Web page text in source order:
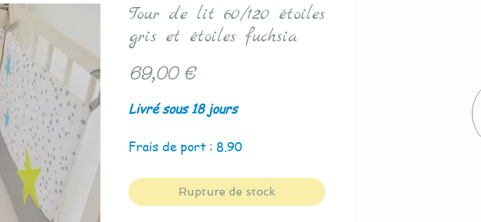
Tour de lit 60/120 étoiles
gris et étoiles fuchsia
69,00 €Prix
Livré sous 18 jours
Frais de port : 8.90
Rupture de stock